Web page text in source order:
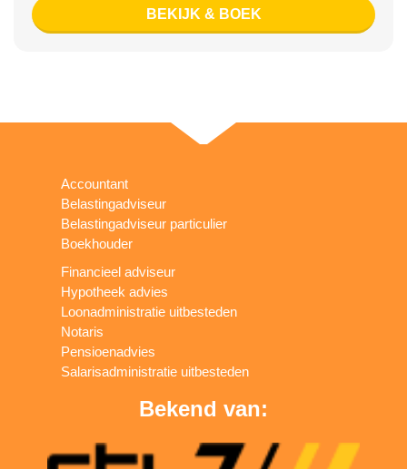
BEKIJK & BOEK
Accountant
Belastingadviseur
Belastingadviseur particulier
Boekhouder
Financieel adviseur
Hypotheek advies
Loonadministratie uitbesteden
Notaris
Pensioenadvies
Salarisadministratie uitbesteden
Bekend van: